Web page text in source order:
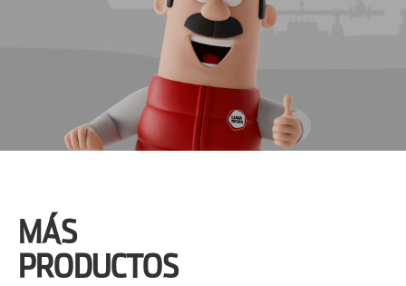
MÁS
PRODUCTOS